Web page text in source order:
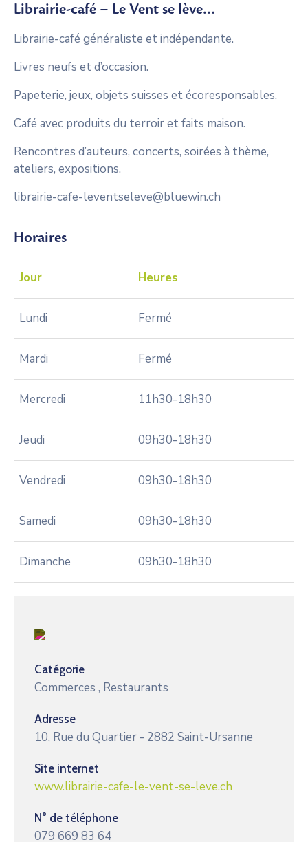
Librairie-café – Le Vent se lève…
Librairie-café généraliste et indépendante.
Livres neufs et d’occasion.
Papeterie, jeux, objets suisses et écoresponsables.
Café avec produits du terroir et faits maison.
Rencontres d’auteurs, concerts, soirées à thème,
ateliers, expositions.
librairie-cafe-leventseleve@bluewin.ch
Horaires
Jour Heures
Lundi Fermé
Mardi Fermé
Mercredi 11h30-18h30
Jeudi 09h30-18h30
Vendredi 09h30-18h30
Samedi 09h30-18h30
Dimanche 09h30-18h30
Catégorie
Commerces , Restaurants
Adresse
10, Rue du Quartier - 2882 Saint-Ursanne
Site internet
www.librairie-cafe-le-vent-se-leve.ch
N° de téléphone
079 669 83 64